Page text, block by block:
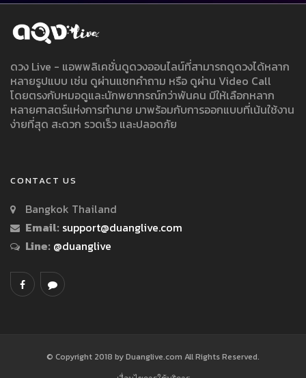
ดวง Live - แอพพลิเคชั่นดูดวงออนไลน์ที่สามารถดูดวงได้หลาก
หลายรูปแบบ เช่น ดูผ่านแชทคำถาม หรือ ดูผ่าน Video Call
โดยตรงกับหมอดูและนักพยากรณ์กว่าพันคน มีให้เลือกหลาก
หลายศาสตร์แห่งการทำนาย มาพร้อมกับการออกแบบที่เน้นใช้งาน
ง่ายที่สุด สะดวก รวดเร็ว และปลอดภัย
CONTACT US
Bangkok Thailand
Email: support@duanglive.com
Line: @duanglive
© Copyright 2018 by Duanglive.com All Rights Reserved.